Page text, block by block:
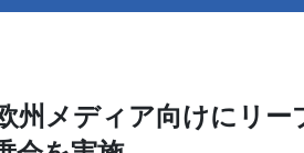
州メディア向けにリー